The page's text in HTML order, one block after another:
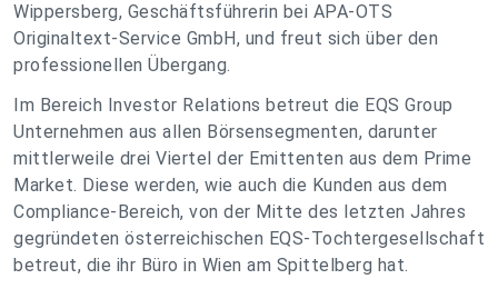
Wippersberg, Geschäftsführerin bei APA-OTS
Originaltext-Service GmbH, und freut sich über den
professionellen Übergang.
Im Bereich Investor Relations betreut die EQS Group
Unternehmen aus allen Börsensegmenten, darunter
mittlerweile drei Viertel der Emittenten aus dem Prime
Market. Diese werden, wie auch die Kunden aus dem
Compliance-Bereich, von der Mitte des letzten Jahres
gegründeten österreichischen EQS-Tochtergesellschaft
betreut, die ihr Büro in Wien am Spittelberg hat.